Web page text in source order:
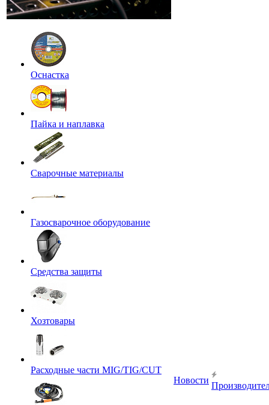
Оснастка
Пайка и наплавка
Сварочные материалы
Газосварочное оборудование
Средства защиты
Хозтовары
Расходные части MIG/TIG/CUT
Новости